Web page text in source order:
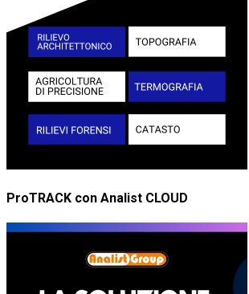
ProTRACK con Analist CLOUD